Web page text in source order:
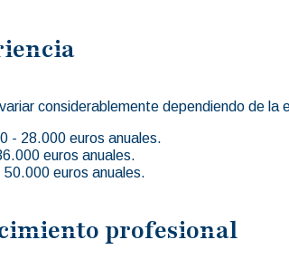
considerablemente dependiendo de
- 28.000 euros anuales.
euros anuales.
50.000 euros anuales.
profesional